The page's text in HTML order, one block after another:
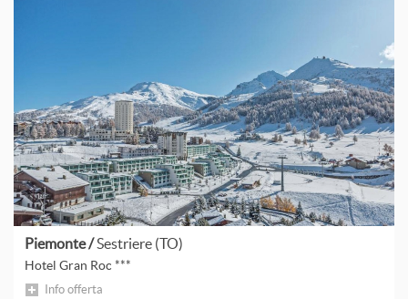
Piemonte /Sestriere (TO)
Hotel Gran Roc ***
Info offerta